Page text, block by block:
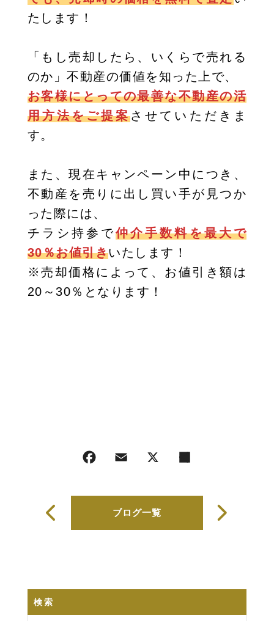
たします！
「もし売却したら、いくらで売れる
のか」不動産の価値を知った上で、
お客様にとっての最善な不動産の活
用方法をご提案させていただきま
す。
また、現在キャンペーン中につき、
不動産を売りに出し買い手が見つか
った際には、
チラシ持参で仲介手数料を最大で
30％お値引きいたします！
※売却価格によって、お値引き額は
20～30％となります！
ブログ一覧
検索